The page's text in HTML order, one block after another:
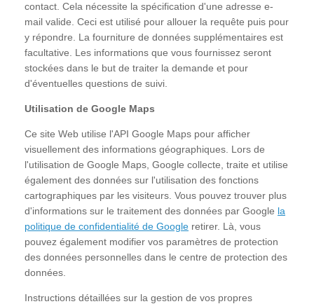
contact. Cela nécessite la spécification d'une adresse e-
mail valide. Ceci est utilisé pour allouer la requête puis pour
y répondre. La fourniture de données supplémentaires est
facultative. Les informations que vous fournissez seront
stockées dans le but de traiter la demande et pour
d'éventuelles questions de suivi.
Utilisation de Google Maps
Ce site Web utilise l'API Google Maps pour afficher
visuellement des informations géographiques. Lors de
l'utilisation de Google Maps, Google collecte, traite et utilise
également des données sur l'utilisation des fonctions
cartographiques par les visiteurs. Vous pouvez trouver plus
d'informations sur le traitement des données par Google la
politique de confidentialité de Google retirer. Là, vous
pouvez également modifier vos paramètres de protection
des données personnelles dans le centre de protection des
données.
Instructions détaillées sur la gestion de vos propres